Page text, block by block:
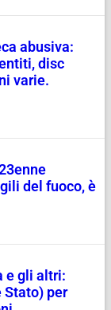
abusiva:
disc
varie.
del fuoco, è
e gli altri:
Stato) per